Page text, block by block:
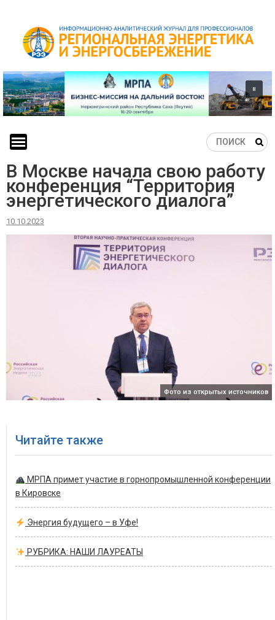
content
В Москве начала свою работу
конференция “Территория
энергетического диалога”
10.10.2023
Фото из открытых источников
Читайте также
МРПА примет участие в горнопромышленной конференции
в Кировске
Энергия будущего – в Уфе!
РУБРИКА: НАШИ ЛАУРЕАТЫ